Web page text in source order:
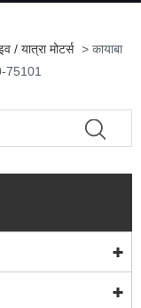
/ यात्रा मोटर्स > कायाबा
75101